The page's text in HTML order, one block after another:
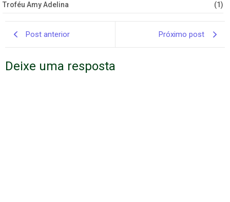
Troféu Amy Adelina (1)
Post anterior Próximo post
Deixe uma resposta